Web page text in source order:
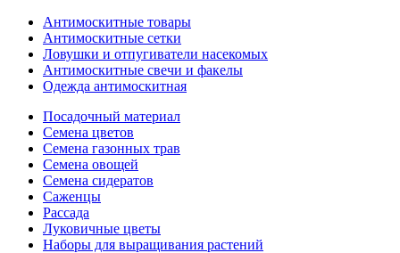
Антимоскитные товары
Антимоскитные сетки
Ловушки и отпугиватели насекомых
Антимоскитные свечи и факелы
Одежда антимоскитная
Посадочный материал
Семена цветов
Семена газонных трав
Семена овощей
Семена сидератов
Саженцы
Рассада
Луковичные цветы
Наборы для выращивания растений